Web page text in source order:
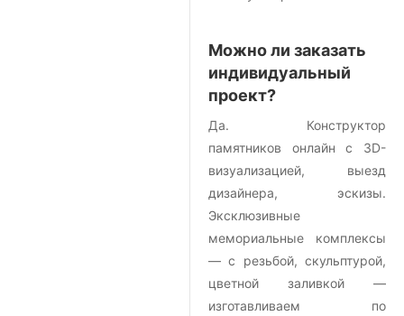
Можно ли заказать
индивидуальный
проект?
Да. Конструктор
памятников онлайн с 3D-
визуализацией, выезд
дизайнера, эскизы.
Эксклюзивные
мемориальные комплексы
— с резьбой, скульптурой,
цветной заливкой —
изготавливаем по